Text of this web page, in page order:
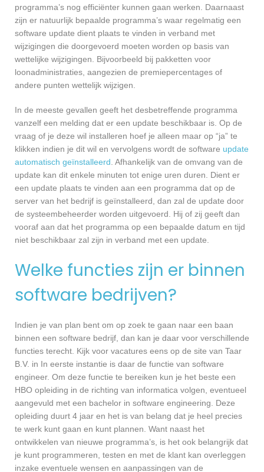
programma’s nog efficiënter kunnen gaan werken. Daarnaast
zijn er natuurlijk bepaalde programma’s waar regelmatig een
software update dient plaats te vinden in verband met
wijzigingen die doorgevoerd moeten worden op basis van
wettelijke wijzigingen. Bijvoorbeeld bij pakketten voor
loonadministraties, aangezien de premiepercentages of
andere punten wettelijk wijzigen.
In de meeste gevallen geeft het desbetreffende programma
vanzelf een melding dat er een update beschikbaar is. Op de
vraag of je deze wil installeren hoef je alleen maar op “ja” te
klikken indien je dit wil en vervolgens wordt de software update
automatisch geïnstalleerd . Afhankelijk van de omvang van de
update kan dit enkele minuten tot enige uren duren. Dient er
een update plaats te vinden aan een programma dat op de
server van het bedrijf is geïnstalleerd, dan zal de update door
de systeembeheerder worden uitgevoerd. Hij of zij geeft dan
vooraf aan dat het programma op een bepaalde datum en tijd
niet beschikbaar zal zijn in verband met een update.
Welke functies zijn er binnen
software bedrijven?
Indien je van plan bent om op zoek te gaan naar een baan
binnen een software bedrijf, dan kan je daar voor verschillende
functies terecht. Kijk voor vacatures eens op de site van Taar
B.V. in In eerste instantie is daar de functie van software
engineer. Om deze functie te bereiken kun je het beste een
HBO opleiding in de richting van informatica volgen, eventueel
aangevuld met een bachelor in software engineering. Deze
opleiding duurt 4 jaar en het is van belang dat je heel precies
te werk kunt gaan en kunt plannen. Want naast het
ontwikkelen van nieuwe programma’s, is het ook belangrijk dat
je kunt programmeren, testen en met de klant kan overleggen
inzake eventuele wensen en aanpassingen van de